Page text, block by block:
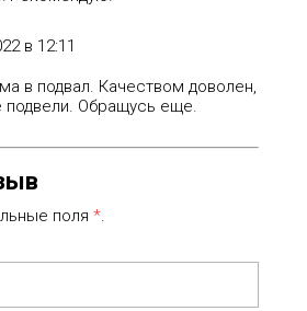
в 12:11
в подвал. Качеством доволен,
Обращусь еще.
поля *.